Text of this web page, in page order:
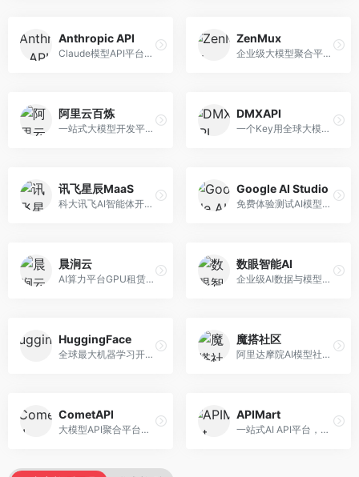
Anthropic API
Claude模型API平台，专注于安全可靠的AI服务。面向开发者，提供Claude系列模型API、安全特性、企业级服务等，API质量高。
ZenMux
企业级大模型聚合平台，专注于企业AI服务。面向企业用户，提供多模型管理、安全合规、成本优化等服务，企业级功能完善。
阿里云百炼
一站式大模型开发平台，深度整合阿里云服务。面向企业开发者和AI团队，提供模型训练、微调、部署、应用开发等全流程服务，企业级功能完善。
DMXAPI
一个Key用全球大模型的聚合平台。面向开发者，提供多模型统一API、简化接入、成本控制等服务，接入便捷。
讯飞星辰MaaS
科大讯飞AI智能体开发平台，专注于企业级模型服务。面向企业用户，提供模型调用、智能体创建、行业解决方案等服务，中文能力突出。
Google AI Studio
免费体验测试AI模型的平台，深度整合Google生态。面向开发者和研究者，提供Gemini模型体验、API密钥管理、提示词测试等服务，免费使用。
晨涧云
AI算力平台GPU租赁服务，专注于弹性算力。面向开发者和研究者，提供GPU租赁、弹性调度、成本优化等服务，算力灵活。
数眼智能AI
企业级AI数据与模型服务平台，专注于数据驱动AI。面向企业用户，提供数据管理、模型训练、部署服务等，数据治理能力强。
HuggingFace
全球最大机器学习开源社区，整合模型库与开发工具。面向AI研究者和开发者，提供开源模型、数据集、开发工具等资源，开源生态最完善。
魔搭社区
阿里达摩院AI模型社区，专注于中文AI生态。面向中文开发者，提供开源模型、数据集、开发工具等资源，中文模型丰富。
CometAPI
大模型API聚合平台，整合多种AI模型服务。面向开发者，提供统一接口、模型切换、监控分析等服务，API管理便捷。
APIMart
一站式AI API平台，整合多种AI服务。面向开发者，提供模型API、图像处理、语音识别等服务，API种类丰富。